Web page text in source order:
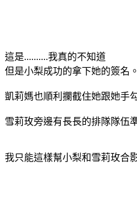
這是..........我真的不知道
但是小梨成功的拿下她的簽名。
凱莉媽也順利攔截住她跟她手
雪莉玫旁邊有長長的排隊隊伍
我只能這樣幫小梨和雪莉玫合